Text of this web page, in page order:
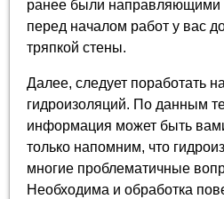
ранее были направляющими
перед началом работ у вас
тряпкой стены.
Далее, следует поработать
гидроизоляций. По данным
информация может быть
только напомним, что
многие проблематичные
Необходима и обработка